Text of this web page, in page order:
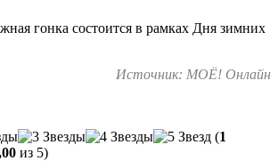
гонка состоится в рамках Дня зимних
Источник: МОЁ! Онлайн
(1
из 5)